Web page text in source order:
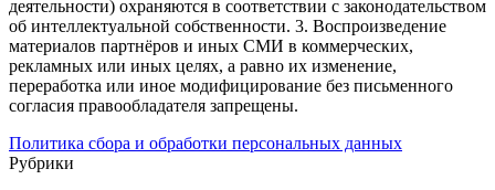
деятельности) охраняются в соответствии с законодательством
об интеллектуальной собственности. 3. Воспроизведение
материалов партнёров и иных СМИ в коммерческих,
рекламных или иных целях, а равно их изменение,
переработка или иное модифицирование без письменного
согласия правообладателя запрещены.
Политика сбора и обработки персональных данных
Рубрики